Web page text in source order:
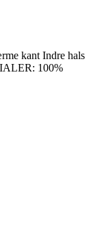
kant Indre hals
100%